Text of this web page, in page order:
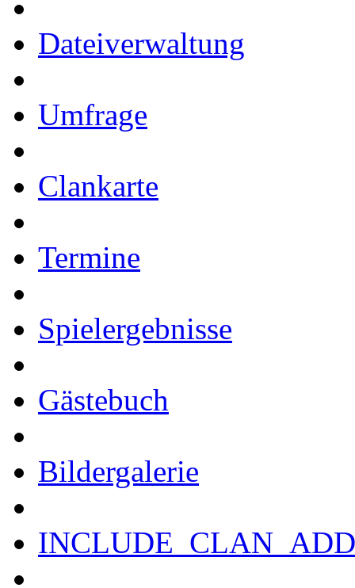
Dateiverwaltung
Umfrage
Clankarte
Termine
Spielergebnisse
Gästebuch
Bildergalerie